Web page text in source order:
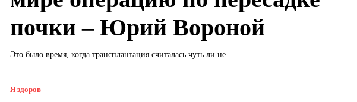
почки – Юрий Вороной
Это было время, когда трансплантация считалась чуть ли не...
Я здоров